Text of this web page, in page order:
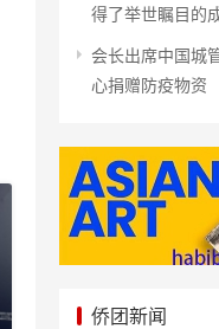
得了举世瞩目的
会长出席中国城
心捐赠防疫物资
侨团新闻